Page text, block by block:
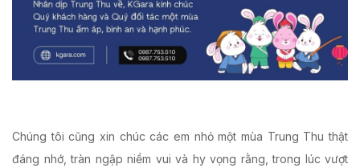
Chúng tôi cũng xin chúc các em nhỏ một mùa Trung Thu thật
đáng nhớ, tràn ngập niềm vui và hy vọng rằng, trong lúc vượt